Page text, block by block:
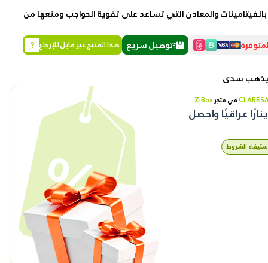
عناويني
سجل المشاهدة
المفضلة الخاصة بي
والمعادن التي تساعد على تقوية الحواجب ومنعها من
توصيل سريع هذا المنتج غير قابل للإرجاع ?
يذهب سدى
في متجرZiBox
عراقيًا واحصل
الشروط